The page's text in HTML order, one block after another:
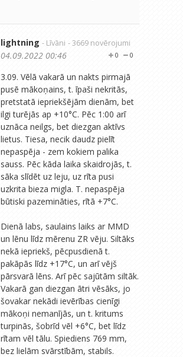
lightning - Līvāni - 3669 novērojumi
0
0
04.09.2022 00:46
3.09. Vēlā vakarā un nakts pirmajā
pusē mākoņains, t. īpaši nekritās,
pretstatā iepriekšējām dienām, bet
ilgi turējās ap +10°C. Pēc 1:00 arī
uznāca neilgs, bet diezgan aktīvs
lietus. Tiesa, necik daudz pielīt
nepaspēja - zem kokiem palika
sauss. Pēc kāda laika skaidrojās, t.
sāka slīdēt uz leju, uz rīta pusi
uzkrita bieza migla. T. nepaspēja
būtiski pazemināties, rītā +7°C.
Dienā labs, saulains laiks ar MMD
un lēnu līdz mērenu ZR vēju. Siltāks
nekā iepriekš, pēcpusdienā t.
pakāpās līdz +17°C, un arī vējš
pārsvarā lēns. Arī pēc sajūtām siltāk.
Vakarā gan diezgan ātri vēsāks, jo
šovakar nekādi ievērības cienīgi
mākoņi nemanījās, un t. kritums
turpinās, šobrīd vēl +6°C, bet līdz
rītam vēl tālu. Spiediens 769 mm,
bez lielām svārstībām, stabils.